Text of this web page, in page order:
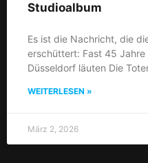
Studioalbum
Es ist die Nachricht, die
erschüttert: Fast 45 Jahre
Düsseldorf läuten Die
WEITERLESEN »
März 2, 2026